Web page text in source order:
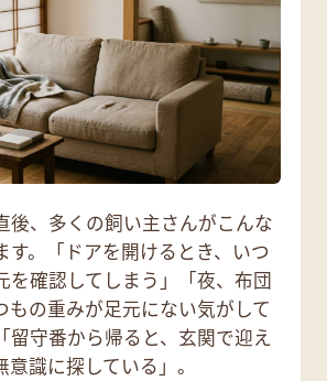
後、多くの飼い主さんがこんな
す。「ドアを開けるとき、いつ
を確認してしまう」「夜、布団
もの重みが足元にない気がして
留守番から帰ると、玄関で迎え
識に探している」。